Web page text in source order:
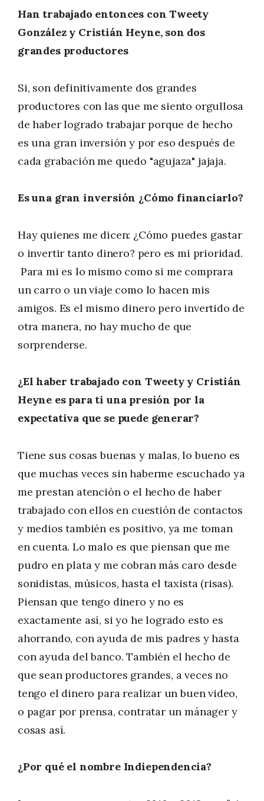
Han trabajado entonces con Tweety
González y Cristián Heyne, son dos
grandes productores
Si, son definitivamente dos grandes
productores con las que me siento orgullosa
de haber logrado trabajar porque de hecho
es una gran inversión y por eso después de
cada grabación me quedo "agujaza" jajaja.
Es una gran inversión ¿Cómo financiarlo?
Hay quienes me dicen: ¿Cómo puedes gastar
o invertir tanto dinero? pero es mi prioridad.
Para mi es lo mismo como si me comprara
un carro o un viaje como lo hacen mis
amigos. Es el mismo dinero pero invertido de
otra manera, no hay mucho de que
sorprenderse.
¿El haber trabajado con Tweety y Cristián
Heyne es para ti una presión por la
expectativa que se puede generar?
Tiene sus cosas buenas y malas, lo bueno es
que muchas veces sin haberme escuchado ya
me prestan atención o el hecho de haber
trabajado con ellos en cuestión de contactos
y medios también es positivo, ya me toman
en cuenta. Lo malo es que piensan que me
pudro en plata y me cobran más caro desde
sonidistas, músicos, hasta el taxista (risas).
Piensan que tengo dinero y no es
exactamente así, si yo he logrado esto es
ahorrando, con ayuda de mis padres y hasta
con ayuda del banco. También el hecho de
que sean productores grandes, a veces no
tengo el dinero para realizar un buen video,
o pagar por prensa, contratar un mánager y
cosas así.
¿Por qué el nombre Indiependencia?